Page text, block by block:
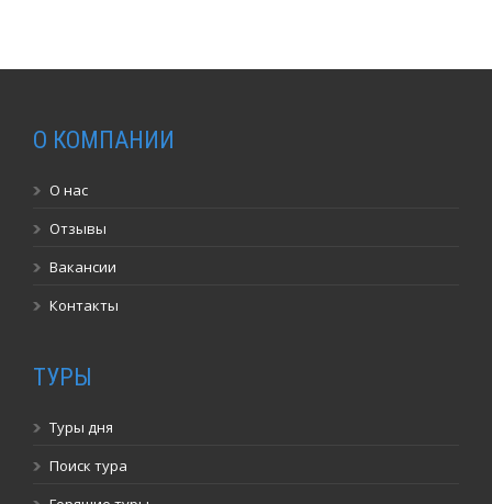
О КОМПАНИИ
О нас
Отзывы
Вакансии
Контакты
ТУРЫ
Туры дня
Поиск тура